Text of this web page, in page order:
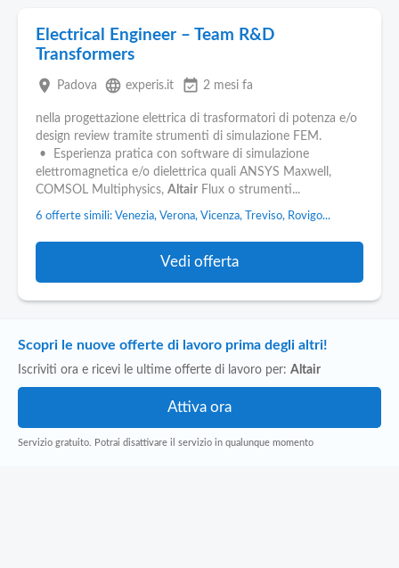
Electrical Engineer – Team R&D
Transformers
place Padova language experis.it event_available 2 mesi fa
nella progettazione elettrica di trasformatori di potenza e/o
design review tramite strumenti di simulazione FEM.
• Esperienza pratica con software di simulazione
elettromagnetica e/o dielettrica quali ANSYS Maxwell,
COMSOL Multiphysics, Altair Flux o strumenti...
6 offerte simili: Venezia, Verona, Vicenza, Treviso, Rovigo...
Vedi offerta
Scopri le nuove offerte di lavoro prima degli altri!
Iscriviti ora e ricevi le ultime offerte di lavoro per: Altair
Servizio gratuito. Potrai disattivare il servizio in qualunque momento